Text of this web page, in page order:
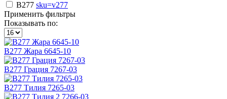
В277 sku=v277
Применить фильтры
Показывать по:
В277 Жара 6645-10
В277 Грация 7267-03
В277 Тилия 7265-03